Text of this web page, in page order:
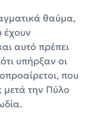
θαύμα,
έχουν
αυτό πρέπει
υπήρξαν οι
που
μετά την Πύλο